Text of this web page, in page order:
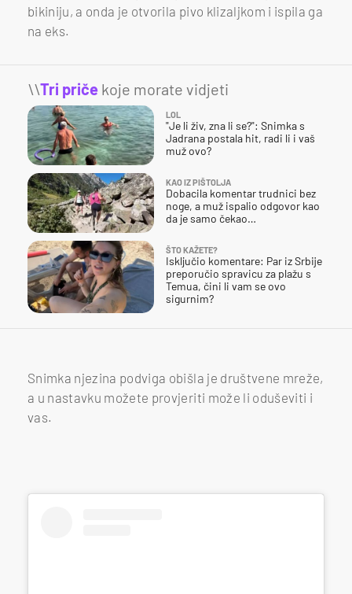
bikiniju, a onda je otvorila pivo klizaljkom i ispila ga
na eks.
\\Tri priče koje morate vidjeti
LOL
"Je li živ, zna li se?": Snimka s
Jadrana postala hit, radi li i vaš
muž ovo?
KAO IZ PIŠTOLJA
Dobacila komentar trudnici bez
noge, a muž ispalio odgovor kao
da je samo čekao…
ŠTO KAŽETE?
Isključio komentare: Par iz Srbije
preporučio spravicu za plažu s
Temua, čini li vam se ovo
sigurnim?
Snimka njezina podviga obišla je društvene mreže,
a u nastavku možete provjeriti može li oduševiti i
vas.